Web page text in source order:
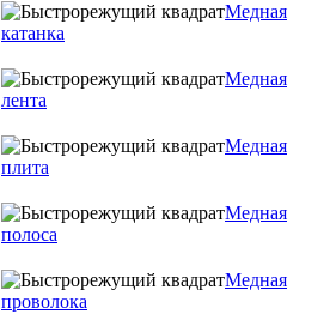
Медная
катанка
Медная
лента
Медная
плита
Медная
полоса
Медная
проволока